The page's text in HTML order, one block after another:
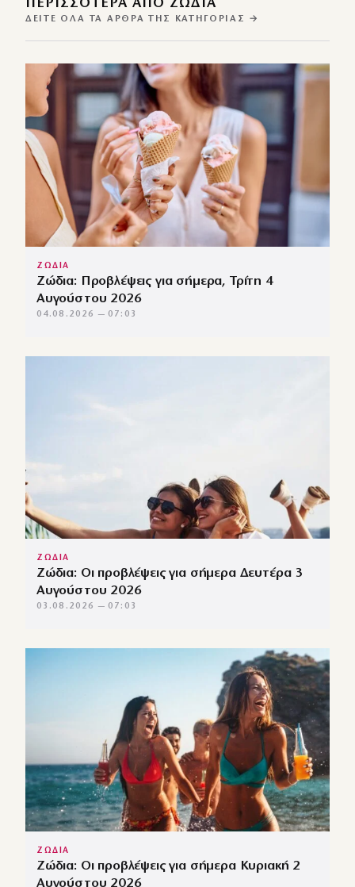
ΠΕΡΙΣΣΌΤΕΡΑ ΑΠΌ ΖΩΔΙΑ
ΔΕΊΤΕ ΌΛΑ ΤΑ ΆΡΘΡΑ ΤΗΣ ΚΑΤΗΓΟΡΊΑΣ →
ΖΩΔΙΑ
Ζώδια: Προβλέψεις για σήμερα, Τρίτη 4
Αυγούστου 2026
04.08.2026 — 07:03
ΖΩΔΙΑ
Ζώδια: Οι προβλέψεις για σήμερα Δευτέρα 3
Αυγούστου 2026
03.08.2026 — 07:03
ΖΩΔΙΑ
Ζώδια: Οι προβλέψεις για σήμερα Κυριακή 2
Αυγούστου 2026